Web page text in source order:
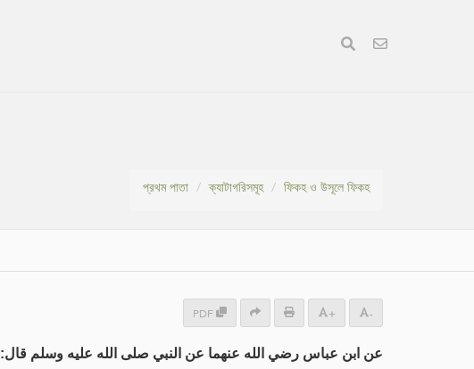
প্রথম পাতা ক্যাটাগরিসমূহ ফিকহ ও উসূলে ফিকহ
PDF + -
عن ابن عباس رضي الله عنهما عن النبي صلى الله عليه وسلم قال: